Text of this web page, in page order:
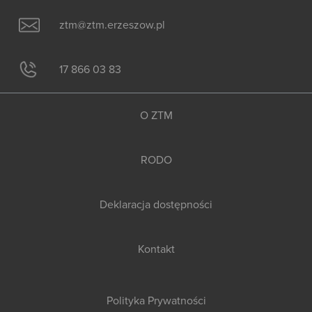
ztm@ztm.erzeszow.pl
17 866 03 83
O ZTM
RODO
Deklaracja dostępności
Kontakt
Polityka Prywatności